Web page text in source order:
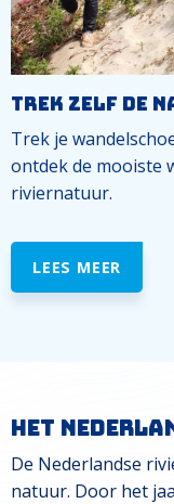
Trek zelf de
Trek je
ontdek de mooiste
riviernatuur.
LEES MEER
Het
De Nederlandse
natuur. Door het